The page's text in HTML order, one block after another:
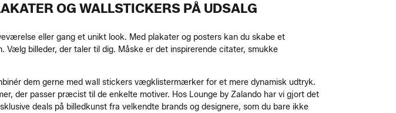
OG WALLSTICKERS PÅ UDSALG
eller gang et unikt look. Med plakater og posters kan du skabe et
billeder, der taler til dig. Måske er det inspirerende citater, smukke
dem gerne med wall stickers vægklistermærker for et mere dynamisk udtryk.
der passer præcist til de enkelte motiver. Hos Lounge by Zalando har vi gjort det
deals på billedkunst fra velkendte brands og designere, som du bare ikke